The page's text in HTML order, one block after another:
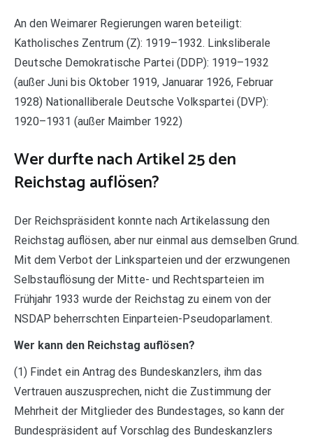
An den Weimarer Regierungen waren beteiligt:
Katholisches Zentrum (Z): 1919–1932. Linksliberale
Deutsche Demokratische Partei (DDP): 1919–1932
(außer Juni bis Oktober 1919, Januarar 1926, Februar
1928) Nationalliberale Deutsche Volkspartei (DVP):
1920–1931 (außer Maimber 1922)
Wer durfte nach Artikel 25 den
Reichstag auflösen?
Der Reichspräsident konnte nach Artikelassung den
Reichstag auflösen, aber nur einmal aus demselben Grund.
Mit dem Verbot der Linksparteien und der erzwungenen
Selbstauflösung der Mitte- und Rechtsparteien im
Frühjahr 1933 wurde der Reichstag zu einem von der
NSDAP beherrschten Einparteien-Pseudoparlament.
Wer kann den Reichstag auflösen?
(1) Findet ein Antrag des Bundeskanzlers, ihm das
Vertrauen auszusprechen, nicht die Zustimmung der
Mehrheit der Mitglieder des Bundestages, so kann der
Bundespräsident auf Vorschlag des Bundeskanzlers